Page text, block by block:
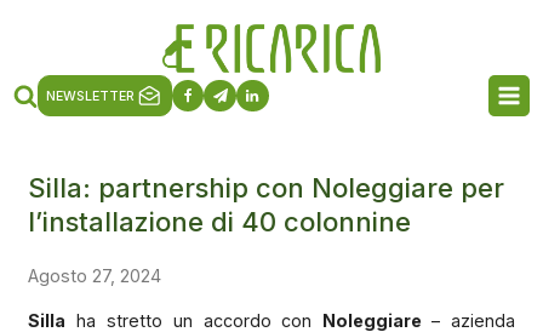
NEWSLETTER
Silla: partnership con Noleggiare per
l’installazione di 40 colonnine
Agosto 27, 2024
Silla ha stretto un accordo con Noleggiare– azienda